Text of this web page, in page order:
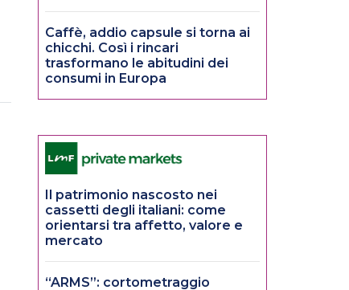
Caffè, addio capsule si torna ai
chicchi. Così i rincari
trasformano le abitudini dei
consumi in Europa
Il patrimonio nascosto nei
cassetti degli italiani: come
orientarsi tra affetto, valore e
mercato
“ARMS”: cortometraggio